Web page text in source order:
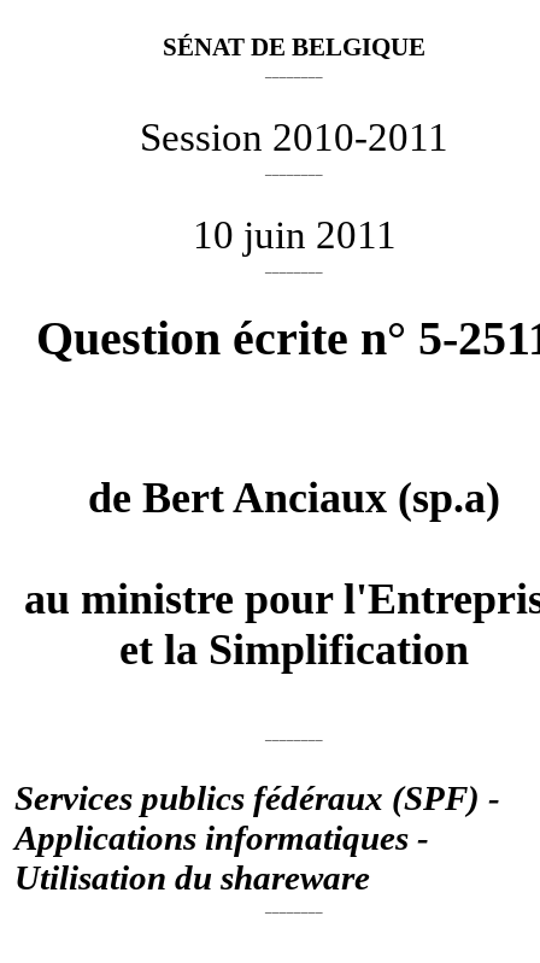
SÉNAT DE BELGIQUE
Session 2010-2011
10 juin 2011
Question écrite n° 5-
deBert Anciaux (sp.a)
au ministre pour
et la Simplification
Services publics fédéraux (SPF) -
Applications informatiques -
Utilisation du shareware